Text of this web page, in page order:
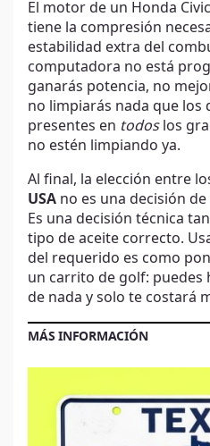
El motor de un Honda
tiene la compresión
estabilidad extra del
computadora no está
ganarás potencia, no
no limpiarás nada que los
presentes en todoslos
no estén limpiando ya.
Al final, la elección entre
USA no es una decisión
Es una decisión técnica
tipo de aceite correcto.
del requerido es como
un carrito de golf: puedes
de nada y solo te costará
MÁS INFORMACIÓN